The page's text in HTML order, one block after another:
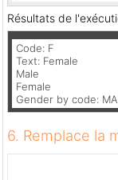
Résultats de
Code: F
Text: Female
Male
Female
Gender by code:
6. Remplace la